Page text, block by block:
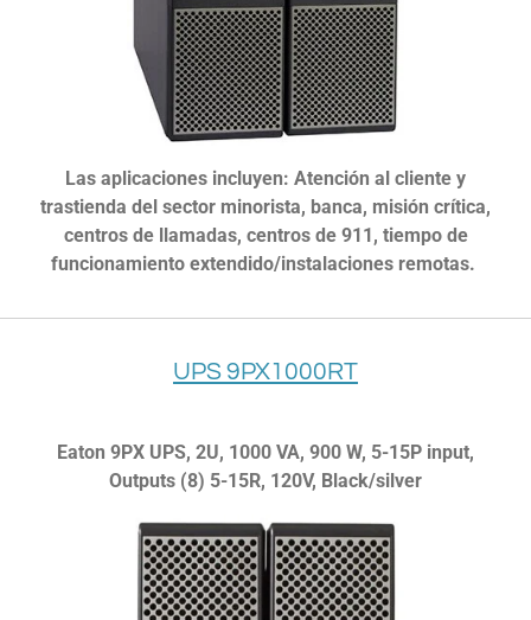
Las aplicaciones incluyen: Atención al cliente y
trastienda del sector minorista, banca, misión crítica,
centros de llamadas, centros de 911, tiempo de
funcionamiento extendido/instalaciones remotas.
UPS 9PX1000RT
Eaton 9PX UPS, 2U, 1000 VA, 900 W, 5-15P input,
Outputs (8) 5-15R, 120V, Black/silver